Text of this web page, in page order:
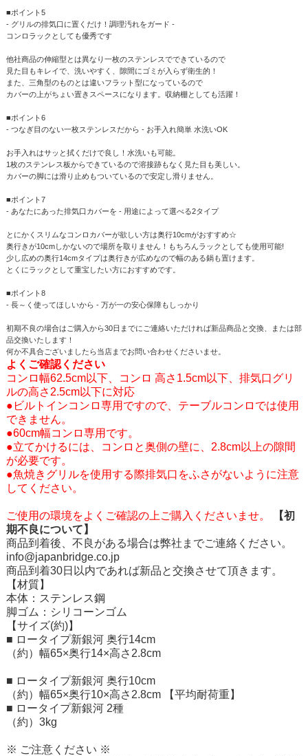
■ポイント5
- グリルの排気口に置くだけ！調理汚れをガード -
コンロラックとしても優秀です
他社商品の伸縮型とは異なり一枚のステンレスでできているので
見た目もキレイで、洗いやすく、隙間にゴミが入らず衛生的！
また、三角型のものとは違いフラット型になっているので
カバーの上がちょい置きスペースになります。収納棚としても活躍！
■ポイント6
- つなぎ目のない一枚ステンレスだから - お手入れ簡単 水洗いOK
お手入れはサッと拭くだけで良し！水洗いも可能。
1枚のステンレス板からできているので溶接跡もなく見た目も美しい。
カバーの脚には滑り止めもついているので安定し滑りません。
■ポイント7
- あなたにあった排気口カバーを - 用途によって選べる2タイプ
とにかくスリムなコンロカバーが欲しい方は奥行10cmがおすすめ☆
奥行きが10cmしかないので場所を取りません！もちろんラックとしても使用可能!
少し広めの奥行14cmタイプは奥行きが広めなので幅のある鍋も置けます。
とくにラックとして重宝したい方におすすめです。
■ポイント8
- 長～く使ってほしいから - 万が一の安心保障もしっかり
初期不良の場合はご購入から30日までにご連絡いただければ新品商品と交換、または部
品交換いたします！
何か不具合ございましたら当店までお問い合わせくださいませ。
よくご確認ください
コンロ幅62.5cm以下、コンロ 高さ1.5cm以下、排気口グリ
ルの高さ2.5cm以下に対応
●ビルトインコンロ専用ですので、テーブルコンロでは使用
できません。
●60cm幅コンロ専用です。
●立てかけるには、コンロと奥側の壁に、2.8cm以上の隙間
が必要です。
●魚焼きグリルを使用する際排気口をふさがないように注意
してください。
ご使用の環境をよくご確認の上ご購入くださいませ。
【初
期不良について】
商品到着後、不良がある場合は弊社までご連絡ください。
info@japanbridge.co.jp
商品到着30日以内であれば新品と交換させて頂きます。
【材質】
本体：ステンレス鋼
脚ゴム：シリコーンゴム
【サイズ(約)】
■ ロータイプ新銀河 奥行14cm
（約）幅65×奥行14×高さ2.8cm
■ ロータイプ新銀河 奥行10cm
（約）幅65×奥行10×高さ2.8cm
【平均耐荷重】
■ ロータイプ新銀河 2種
（約）3kg
※ ご注意ください ※